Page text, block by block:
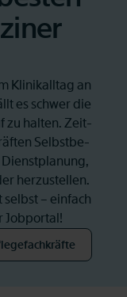
Kli­nik­all­tag an
es schwer die
zu hal­ten. Zeit­
Selbst­be­
her­zu­stel­len.
– ein­fach
Job­por­tal!
Tab